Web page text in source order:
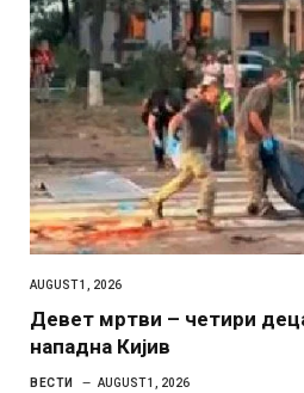
AUGUST 1, 2026
Девет мртви – четири
нападна Кијив
ВЕСТИ AUGUST 1, 2026